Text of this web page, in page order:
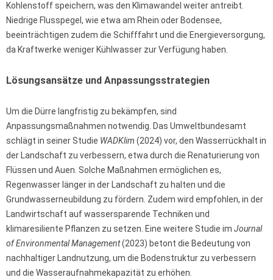
Kohlenstoff speichern, was den Klimawandel weiter antreibt.
Niedrige Flusspegel, wie etwa am Rhein oder Bodensee,
beeinträchtigen zudem die Schifffahrt und die Energieversorgung,
da Kraftwerke weniger Kühlwasser zur Verfügung haben.
Lösungsansätze und Anpassungsstrategien
Um die Dürre langfristig zu bekämpfen, sind
Anpassungsmaßnahmen notwendig. Das Umweltbundesamt
schlägt in seiner Studie WADKlim (2024) vor, den Wasserrückhalt in
der Landschaft zu verbessern, etwa durch die Renaturierung von
Flüssen und Auen. Solche Maßnahmen ermöglichen es,
Regenwasser länger in der Landschaft zu halten und die
Grundwasserneubildung zu fördern. Zudem wird empfohlen, in der
Landwirtschaft auf wassersparende Techniken und
klimaresiliente Pflanzen zu setzen. Eine weitere Studie im Journal
of Environmental Management(2023) betont die Bedeutung von
nachhaltiger Landnutzung, um die Bodenstruktur zu verbessern
und die Wasseraufnahmekapazität zu erhöhen.